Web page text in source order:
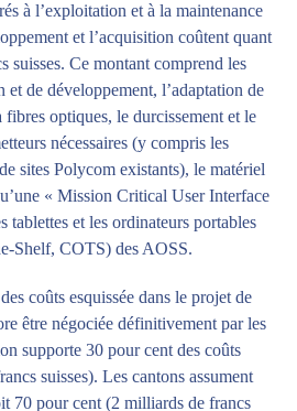
à l’exploitation et à la maintenance
et l’acquisition coûtent quant
suisses. Ce montant comprend les
de développement, l’adaptation de
fibres optiques, le durcissement et le
nécessaires (y compris les
sites Polycom existants), le matériel
« Mission Critical User Interface
tablettes et les ordinateurs portables
Shelf, COTS) des AOSS.
coûts esquissée dans le projet de
être négociée définitivement par les
supporte 30 pour cent des coûts
suisses). Les cantons assument
70 pour cent (2 milliards de francs